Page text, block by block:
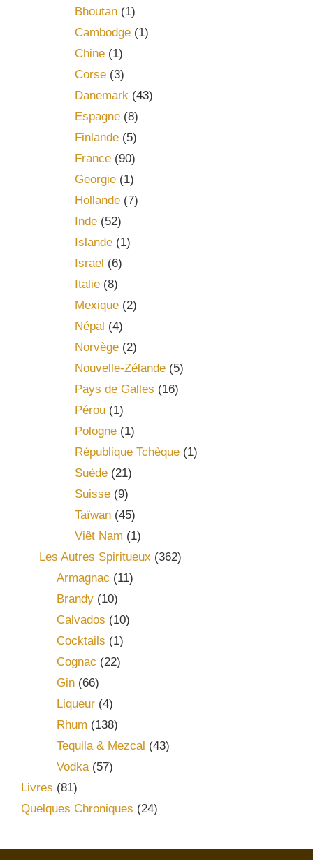
Bhoutan(1)
Cambodge(1)
Chine(1)
Corse(3)
Danemark(43)
Espagne(8)
Finlande(5)
France(90)
Georgie(1)
Hollande(7)
Inde(52)
Islande(1)
Israel (6)
Italie(8)
Mexique(2)
Népal (4)
Norvège(2)
Nouvelle-Zélande(5)
Pays de Galles (16)
Pérou(1)
Pologne(1)
République Tchèque(1)
Suède(21)
Suisse(9)
Taïwan(45)
Viêt Nam (1)
Les Autres Spiritueux (362)
Armagnac (11)
Brandy (10)
Calvados (10)
Cocktails (1)
Cognac (22)
Gin (66)
Liqueur (4)
Rhum (138)
Tequila & Mezcal (43)
Vodka(57)
Livres (81)
Quelques Chroniques (24)